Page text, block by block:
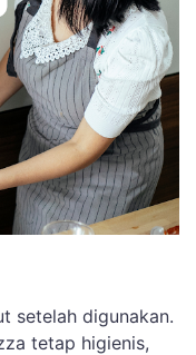
setelah digunakan.
tetap higienis,